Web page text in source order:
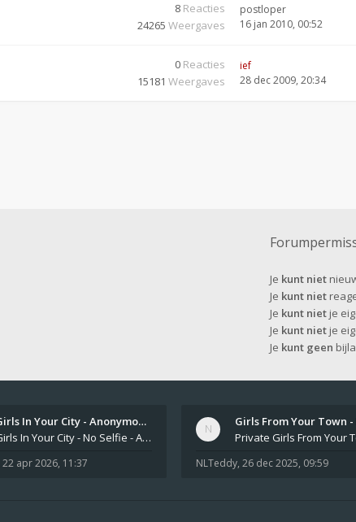
8 Reacties
24265 Weergaves
postloper
16 jan 2010, 00:52
0 Reacties
15181 Weergaves
ief
28 dec 2009, 20:34
Je kunt niet
Je kunt niet
Je kunt niet je
Je kunt niet je
Je kunt geen
Girls In Your City - Anonymou…
Girls In Your City - No Selfie - Anonymous Sex Dating https://SecretPrivat.com Womens In Your Town - Anonymous S
22 apr 2026, 11:37 NLTeddy, 26 dec 2025, 09:59